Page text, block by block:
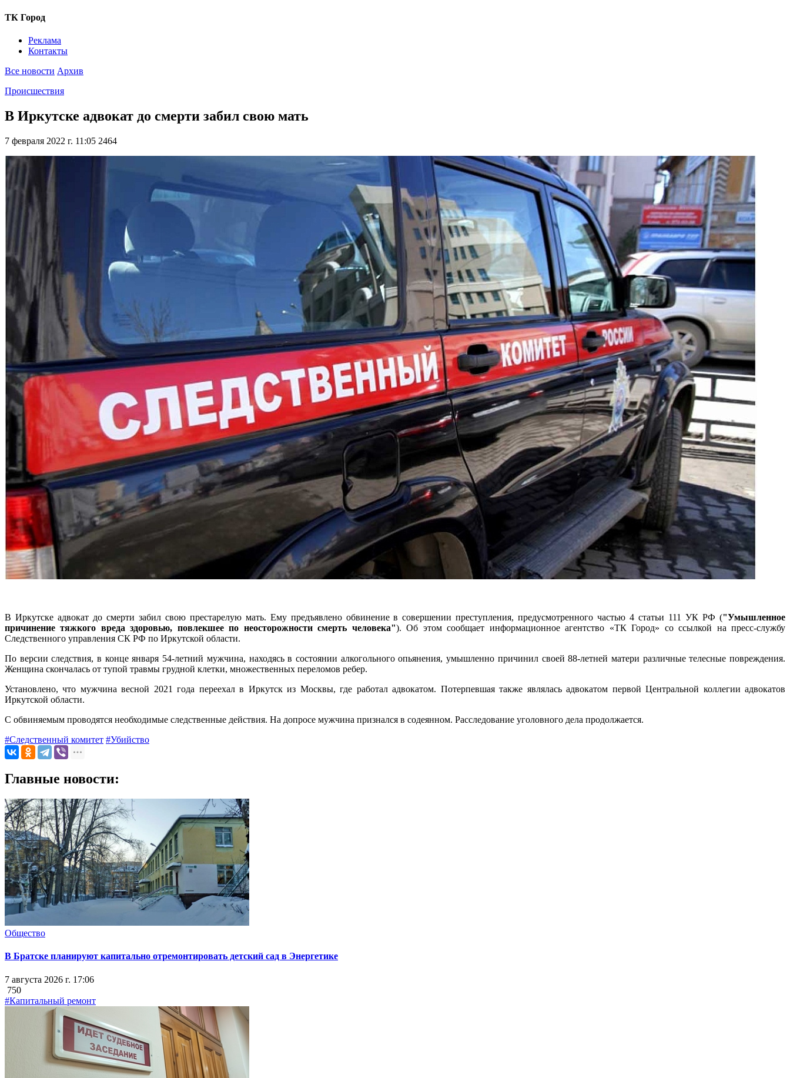
ТК Город
Реклама
Контакты
Все новости Архив
Происшествия
В Иркутске адвокат до смерти забил свою мать
7 февраля 2022 г. 11:05 2464
В Иркутске адвокат до смерти забил свою престарелую мать. Ему предъявлено обвинение в совершении преступления, предусмотренного частью 4 статьи 111 УК РФ ("Умышленное
причинение тяжкого вреда здоровью, повлекшее по неосторожности смерть человека"). Об этом сообщает информационное агентство «ТК Город» со ссылкой на пресс-службу
Следственного управления СК РФ по Иркутской области.
По версии следствия, в конце января 54-летний мужчина, находясь в состоянии алкогольного опьянения, умышленно причинил своей 88-летней матери различные телесные повреждения.
Женщина скончалась от тупой травмы грудной клетки, множественных переломов ребер.
Установлено, что мужчина весной 2021 года переехал в Иркутск из Москвы, где работал адвокатом. Потерпевшая также являлась адвокатом первой Центральной коллегии адвокатов
Иркутской области.
С обвиняемым проводятся необходимые следственные действия. На допросе мужчина признался в содеянном. Расследование уголовного дела продолжается.
#Следственный комитет #Убийство
Главные новости:
Общество
В Братске планируют капитально отремонтировать детский сад в Энергетике
7 августа 2026 г. 17:06
750
#Капитальный ремонт